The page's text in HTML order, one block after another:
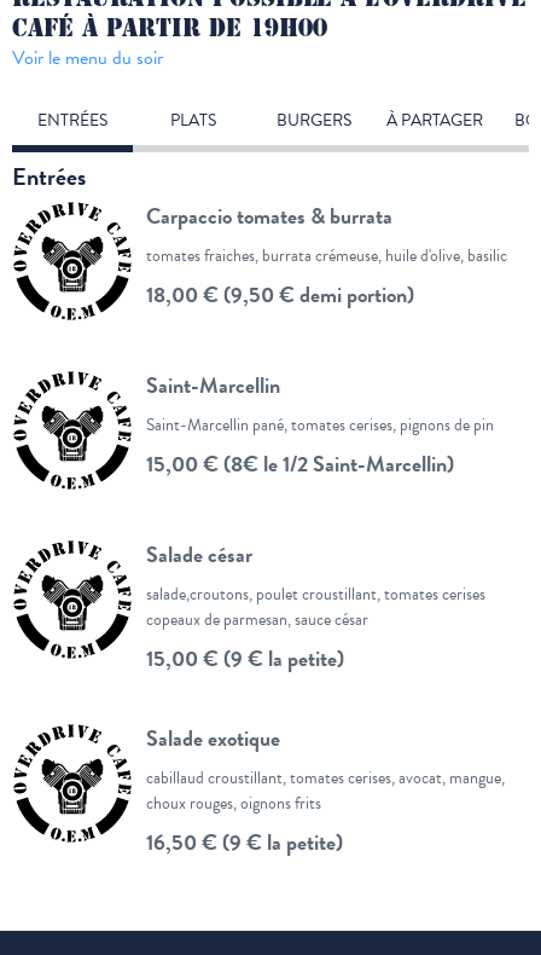
CAFÉ À PARTIR DE 19H00
Voir le menu du soir
ENTRÉES PLATS BURGERS À PARTAGER
Entrées
Carpaccio tomates & burrata
tomates fraiches, burrata crémeuse, huile d'olive, basilic
18,00 € (9,50 € demi portion)
Saint-Marcellin
Saint-Marcellin pané, tomates cerises, pignons de pin
15,00 € (8€ le 1/2 Saint-Marcellin)
Salade césar
salade,croutons, poulet croustillant, tomates cerises
copeaux de parmesan, sauce césar
15,00 € (9 € la petite)
Salade exotique
cabillaud croustillant, tomates cerises, avocat, mangue,
choux rouges, oignons frits
16,50 € (9 € la petite)